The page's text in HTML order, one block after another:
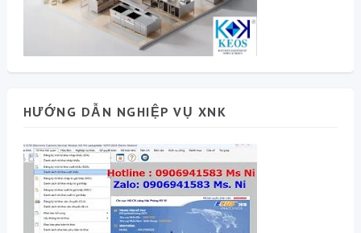
HƯỚNG DẪN NGHIỆP VỤ XNK